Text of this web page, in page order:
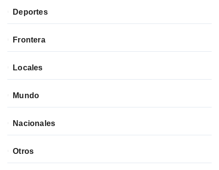
Deportes
Frontera
Locales
Mundo
Nacionales
Otros